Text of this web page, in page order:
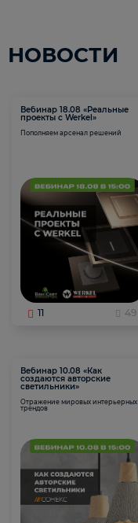
НОВОСТИ
Вебинар 18.08 «Реальные
проекты с Werkel»
Пополняем арсенал решений
11 49
Вебинар 10.08 «Как
создаются авторские
светильники»
Отражение мировых интерьерных
трендов